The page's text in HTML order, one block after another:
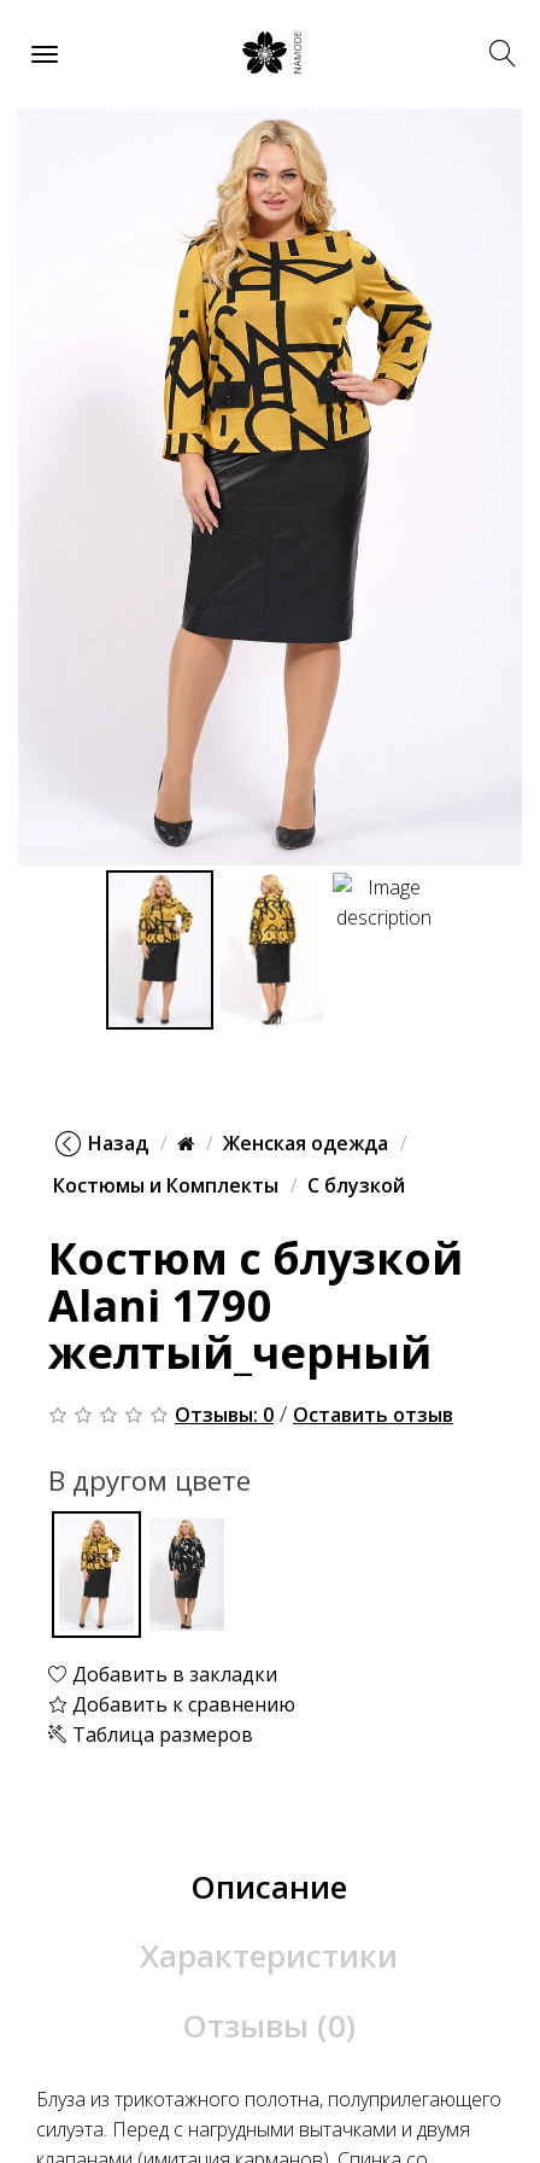
Назад
Женская одежда
Костюмы и Комплекты
С блузкой
Костюм с блузкой
Alani 1790
желтый_черный
Отзывы: 0 / Оставить отзыв
В другом цвете
Добавить в закладки
Добавить к сравнению
Таблица размеров
Описание
Характеристики
Отзывы (0)
Блуза из трикотажного полотна, полуприлегающего
силуэта. Перед с нагрудными вытачками и двумя